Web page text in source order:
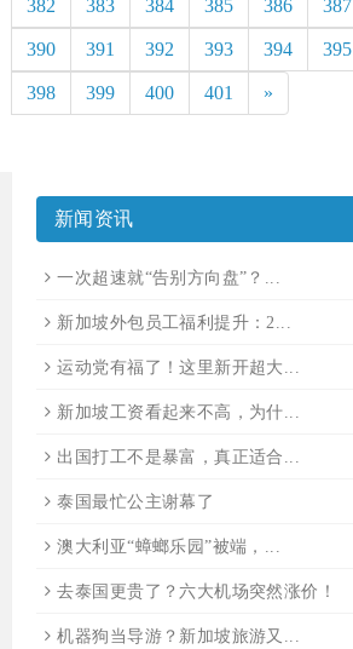
382 383 384 385 386 387
390 391 392 393 394 395
398 399 400 401 »
新闻资讯
一次超速就“告别方向盘”？...
新加坡外包员工福利提升：2...
运动党有福了！这里新开超大...
新加坡工资看起来不高，为什...
出国打工不是暴富，真正适合...
泰国最忙公主谢幕了
澳大利亚“蟑螂乐园”被端，...
去泰国更贵了？六大机场突然涨价！
机器狗当导游？新加坡旅游又...